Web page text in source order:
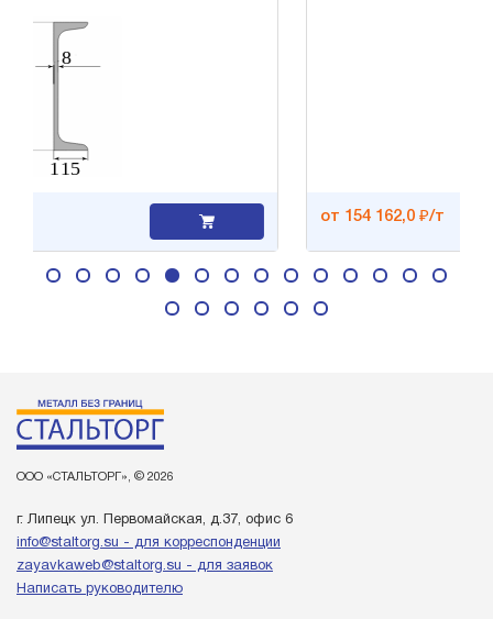
от 154 162,0 ₽/т
ООО «СТАЛЬТОРГ», © 2026
г. Липецк ул. Первомайская, д.37, офис 6
info@staltorg.su - для корреспонденции
zayavkaweb@staltorg.su - для заявок
Написать руководителю